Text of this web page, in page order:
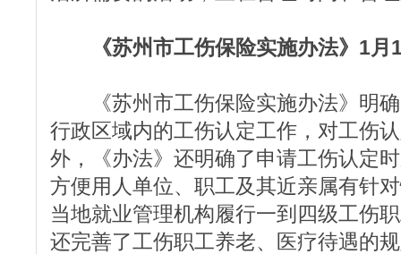
《苏州市工伤保险实施办法》1月
《苏州市工伤保险实施办法》明确
行政区域内的工伤认定工作，对工伤
外，《办法》还明确了申请工伤认定
方便用人单位、职工及其近亲属有针
当地就业管理机构履行一到四级工伤
还完善了工伤职工养老、医疗待遇的